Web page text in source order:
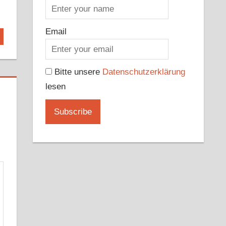
Email
Bitte unsere Datenschutzerklärung
lesen